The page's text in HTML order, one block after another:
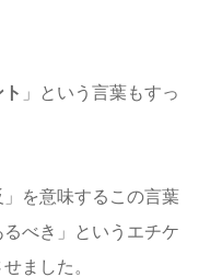
」という言葉もすっ
」を意味するこの言葉
べき」というエチケ
ました。